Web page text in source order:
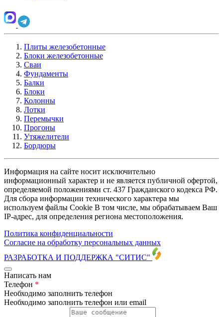
Плиты железобетонные
Блоки железобетонные
Сваи
Фундаменты
Балки
Блоки
Колонны
Лотки
Перемычки
Прогоны
Утяжелители
Бордюры
Информация на сайте носит исключительно
информационный характер и не является публичной офертой,
определяемой положениями ст. 437 Гражданского кодекса РФ.
Для сбора информации технического характера мы
используем файлы Cookie В том числе, мы обрабатываем Ваш
IP-адрес, для определения региона местоположения.
Политика конфиденциальности
Согласие на обработку персональных данных
РАЗРАБОТКА И ПОДДЕРЖКА "СИТИС"
Написать нам
Телефон *
Необходимо заполнить телефон
Необходимо заполнить телефон или email